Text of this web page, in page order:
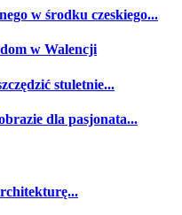
w środku czeskiego...
w Walencji
stuletnie...
dla pasjonata...